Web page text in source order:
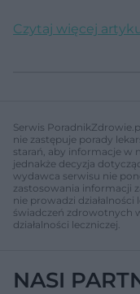
Czytaj więcej
Serwis
nie zastępuje porady
starań, aby informacje w
jednakże decyzja
wydawca serwisu nie
zastosowania informacji
nie prowadzi działalności
świadczeń zdrowotnych
działalności leczniczej.
NASI